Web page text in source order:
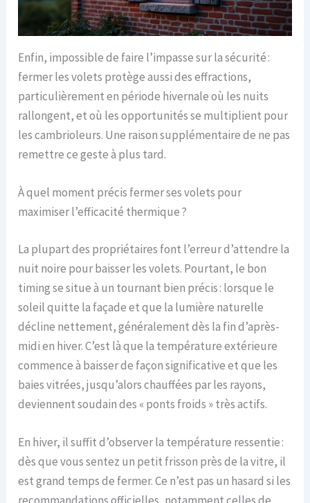
Enfin, impossible de faire l’impasse sur la sécurité :
fermer les volets protège aussi des effractions,
particulièrement en période hivernale où les nuits
rallongent, et où les opportunités se multiplient pour
les cambrioleurs. Une raison supplémentaire de ne pas
remettre ce geste à plus tard.
À quel moment précis fermer ses volets pour
maximiser l’efficacité thermique ?
La plupart des propriétaires font l’erreur d’attendre la
nuit noire pour baisser les volets. Pourtant, le bon
timing se situe à un tournant bien précis : lorsque le
soleil quitte la façade et que la lumière naturelle
décline nettement, généralement dès la fin d’après-
midi en hiver. C’est là que la température extérieure
commence à baisser de façon significative et que les
baies vitrées, jusqu’alors chauffées par les rayons,
deviennent soudain des « ponts froids » très actifs.
En hiver, il suffit d’observer la température ressentie :
dès que vous sentez un petit frisson près de la vitre, il
est grand temps de fermer. Ce n’est pas un hasard si les